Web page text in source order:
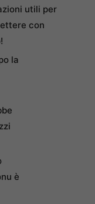
utili per
con
la
è